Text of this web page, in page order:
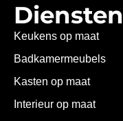
Diensten
Keukens op maat
Badkamermeubels
Kasten op maat
Interieur op maat